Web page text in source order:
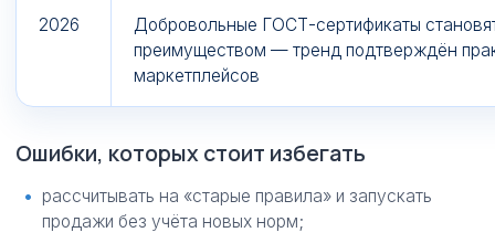
2026
Добровольные ГОСТ-сертификаты
преимуществом — тренд подтверждён
маркетплейсов
Ошибки, которых стоит избегать
рассчитывать на «старые правила» и запускать
продажи без учёта новых норм;